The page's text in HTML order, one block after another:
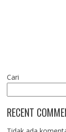
Cari
RECENT